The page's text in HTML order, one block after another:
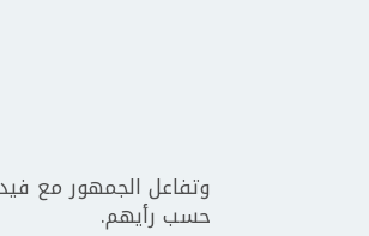
وتفاعل الجمهور مع
حسب رأيهم.